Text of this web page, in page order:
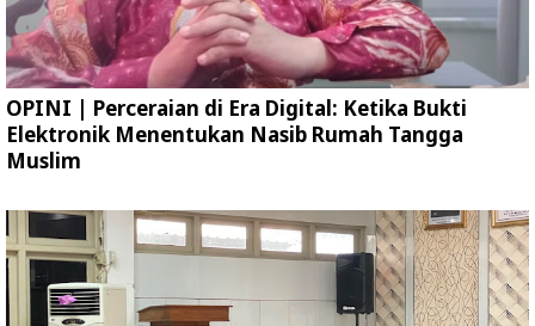
OPINI | Perceraian di Era Digital: Ketika Bukti
Elektronik Menentukan Nasib Rumah Tangga
Muslim